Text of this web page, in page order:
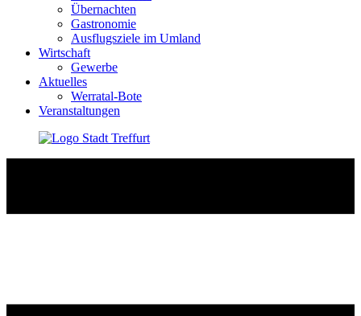
Übernachten
Gastronomie
Ausflugsziele im Umland
Wirtschaft
Gewerbe
Aktuelles
Werratal-Bote
Veranstaltungen